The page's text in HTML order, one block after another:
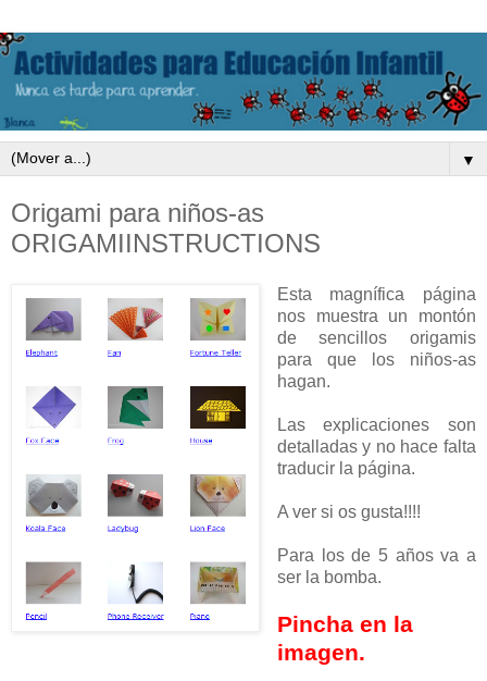
▼
Origami para niños-as
ORIGAMIINSTRUCTIONS
Esta magnífica página
nos muestra un montón
de sencillos origamis
para que los niños-as
hagan.
Las explicaciones son
detalladas y no hace falta
traducir la página.
A ver si os gusta!!!!
Para los de 5 años va a
ser la bomba.
Pincha en la
imagen.